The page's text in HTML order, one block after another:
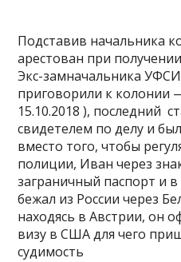
Подставив начальника
арестован при
Экс-замначальника
приговорили к колонии
15.10.2018 ), последний
свидетелем по делу и
вместо того, чтобы
полиции, Иван через
заграничный паспорт и в
бежал из России через
находясь в Австрии, он
визу в США для чего
судимость